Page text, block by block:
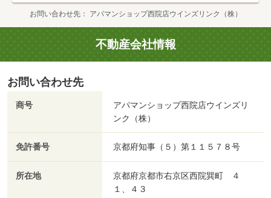
お問い合わせ先 アパマンショップ西院店ウインズリンク（株）
不動産会社情報
お問い合わせ先
商号
アパマンショップ西院店ウインズリ
ンク（株）
免許番号 京都府知事（５）第１１５７８号
所在地
京都府京都市右京区西院巽町 ４
１、４３